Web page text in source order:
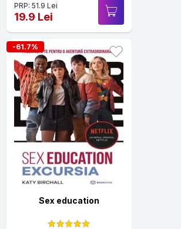
PRP: 51.9 Lei
19.9 Lei
-61.7%
Sex education